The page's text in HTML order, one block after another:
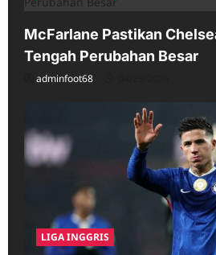
McFarlane Pastikan
Tengah Perubahan Besar
adminfoot68
LIGA INGGRIS